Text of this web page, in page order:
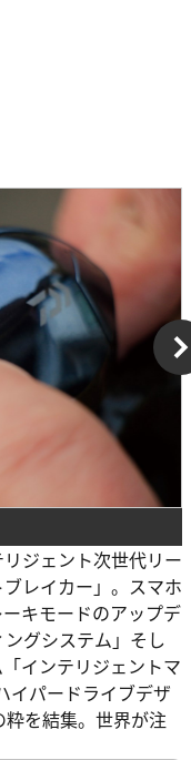
ジェント次世代リー
レイカー」。スマホ
キモードのアップデ
グシステム」そし
インテリジェントマ
イパードライブデザ
粋を結集。世界が注